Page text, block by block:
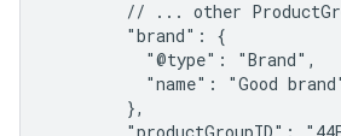
// ... other
        "brand": {
          "@type": "Brand",
"name": "Good
        },